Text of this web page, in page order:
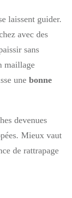
laissent guider.
avec des
sans
maillage
une bonne
devenues
Mieux vaut
de rattrapage